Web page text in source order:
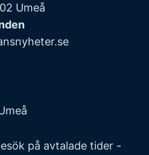
Umeå
på avtalade tider -